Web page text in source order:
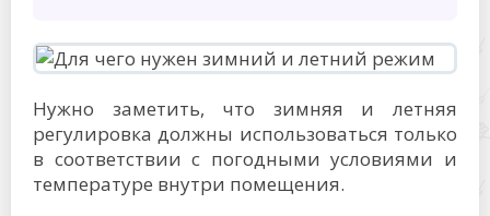
Нужно заметить, что зимняя и летняя
регулировка должны использоваться только
в соответствии с погодными условиями и
температуре внутри помещения.